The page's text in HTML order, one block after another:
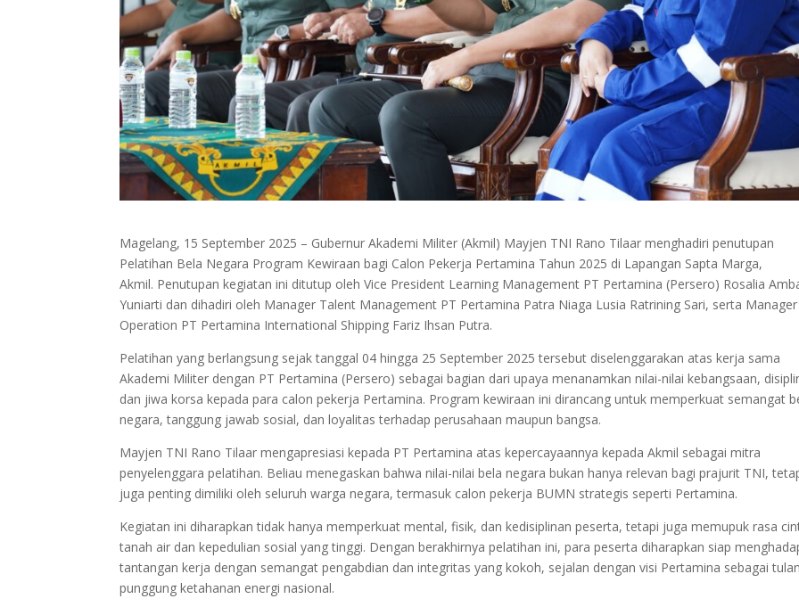
Magelang, 15 September 2025 – Gubernur Akademi Militer (Akmil) Mayjen TNI Rano Tilaar menghadiri penutupan
Pelatihan Bela Negara Program Kewiraan bagi Calon Pekerja Pertamina Tahun 2025 di Lapangan Sapta Marga,
Akmil. Penutupan kegiatan ini ditutup oleh Vice President Learning Management PT Pertamina (Persero) Rosalia
Yuniarti dan dihadiri oleh Manager Talent Management PT Pertamina Patra Niaga Lusia Ratrining Sari, serta Manager
Operation PT Pertamina International Shipping Fariz Ihsan Putra.
Pelatihan yang berlangsung sejak tanggal 04 hingga 25 September 2025 tersebut diselenggarakan atas kerja sama
Akademi Militer dengan PT Pertamina (Persero) sebagai bagian dari upaya menanamkan nilai-nilai kebangsaan,
dan jiwa korsa kepada para calon pekerja Pertamina. Program kewiraan ini dirancang untuk memperkuat semangat
negara, tanggung jawab sosial, dan loyalitas terhadap perusahaan maupun bangsa.
Mayjen TNI Rano Tilaar mengapresiasi kepada PT Pertamina atas kepercayaannya kepada Akmil sebagai mitra
penyelenggara pelatihan. Beliau menegaskan bahwa nilai-nilai bela negara bukan hanya relevan bagi prajurit TNI,
juga penting dimiliki oleh seluruh warga negara, termasuk calon pekerja BUMN strategis seperti Pertamina.
Kegiatan ini diharapkan tidak hanya memperkuat mental, fisik, dan kedisiplinan peserta, tetapi juga memupuk rasa
tanah air dan kepedulian sosial yang tinggi. Dengan berakhirnya pelatihan ini, para peserta diharapkan siap
tantangan kerja dengan semangat pengabdian dan integritas yang kokoh, sejalan dengan visi Pertamina sebagai
punggung ketahanan energi nasional.